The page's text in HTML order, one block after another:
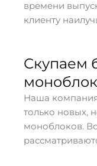
времени
клиенту
Скупаем
Наша компания
только новых,
моноблоков.